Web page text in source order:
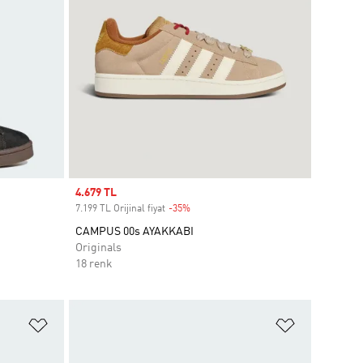
Sale price
4.679 TL
7.199 TL Orijinal fiyat -35%Discount
CAMPUS 00s AYAKKABI
Originals
18 renk